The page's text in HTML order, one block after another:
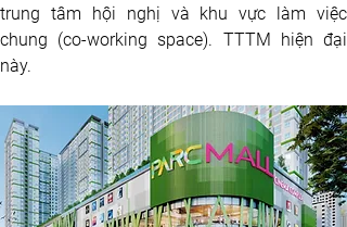
trung tâm hội nghị và khu vực làm việc
chung (co-working space). TTTM hiện đại
này.